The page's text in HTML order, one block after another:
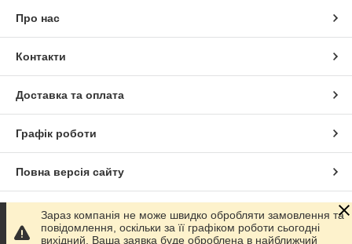
Про нас
Контакти
Доставка та оплата
Графік роботи
Повна версія сайту
Сайт створено на маркетплейсіProm.ua
Зараз компанія не може швидко обробляти замовлення та
повідомлення, оскільки за її графіком роботи сьогодні
вихідний. Ваша заявка буде оброблена в найближчий